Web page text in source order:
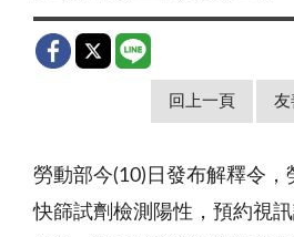
回上一頁 友
勞動部今(10)日發布解釋令
快篩試劑檢測陽性，預約視